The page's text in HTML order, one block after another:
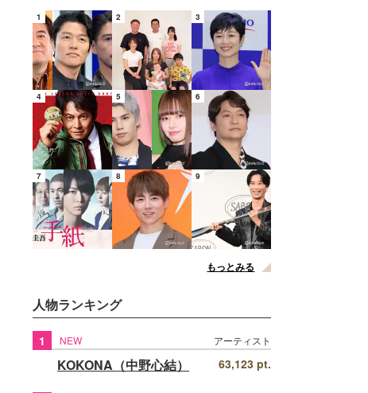
1 2 3
4 5 6
7 8 9
もっとみる
人物ランキング
1 NEW アーティスト
KOKONA（中野心結） 63,123 pt.